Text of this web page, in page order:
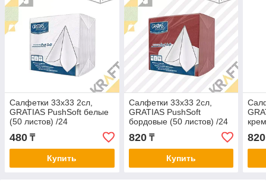
Салфетки 33х33 2сл,
GRATIAS PushSoft белые
(50 листов) /24
480 ₸
Купить
Салфетки 33х33 2сл,
GRATIAS PushSoft
бордовые (50 листов) /24
820₸
Купить
820